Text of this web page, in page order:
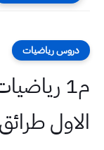
رياضيات
رياضيات
طرائق